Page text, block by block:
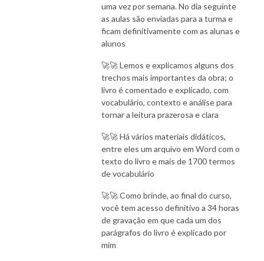
uma vez por semana. No dia seguinte
as aulas são enviadas para a turma e
ficam definitivamente com as alunas e
alunos
🚀🚀 Lemos e explicamos alguns dos
trechos mais importantes da obra; o
livro é comentado e explicado, com
vocabulário, contexto e análise para
tornar a leitura prazerosa e clara
🚀🚀 Há vários materiais didáticos,
entre eles um arquivo em Word com o
texto do livro e mais de 1700 termos
de vocabulário
🚀🚀 Como brinde, ao final do curso,
você tem acesso definitivo a 34 horas
de gravação em que cada um dos
parágrafos do livro é explicado por
mim